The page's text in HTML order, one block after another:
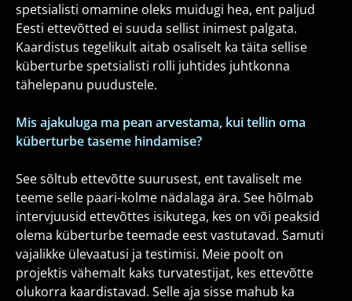
spetsialisti omamine oleks muidugi hea, ent paljud
Eesti ettevõtted ei suuda sellist inimest palgata.
Kaardistus tegelikult aitab osaliselt ka täita sellise
küberturbe spetsialisti rolli juhtides juhtkonna
tähelepanu puudustele.
Mis ajakuluga ma pean arvestama, kui tellin oma
küberturbe taseme hindamise?
See sõltub ettevõtte suurusest, ent tavaliselt me
teeme selle paari-kolme nädalaga ära. See hõlmab
intervjuusid ettevõttes isikutega, kes on või peaksid
olema küberturbe teemade eest vastutavad. Samuti
vajalikke ülevaatusi ja testimisi. Meie poolt on
projektis vähemalt kaks turvatestijat, kes ettevõtte
olukorra kaardistavad. Selle aja sisse mahub ka